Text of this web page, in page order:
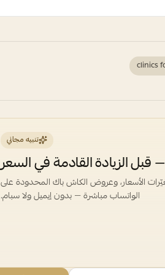
clinics
تنبيه مجاني
الزيادة القادمة في السعر
الأسعار، وعروض الكاش باك المحدودة على
الواتساب مباشرة — بدون إيميل ولا سبام.